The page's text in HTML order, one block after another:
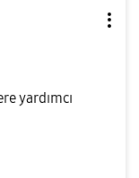
yardımcı